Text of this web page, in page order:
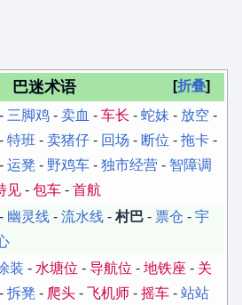
折叠
巴迷术语
- 三脚鸡 - 卖血 - 车长 - 蛇妹 - 放空 -
- 特班 - 卖猪仔 - 回场 - 断位 - 拖卡 -
- 运凳 - 野鸡车 - 独市经营 - 智障调
见 - 包车 - 首航
- 幽灵线 - 流水线 - 村巴 - 票仓 - 宇
装 - 水塘位 - 导航位 - 地铁座 - 关
- 拆凳 - 爬头 - 飞机师 - 摇车 - 站站